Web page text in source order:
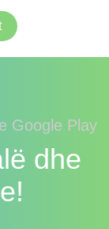
Google Play
dhe